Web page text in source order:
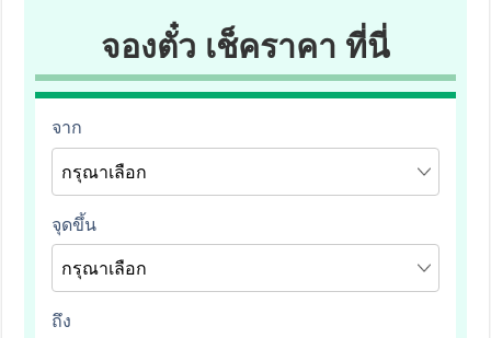
จองตั๋ว เช็คราคา ที่นี่